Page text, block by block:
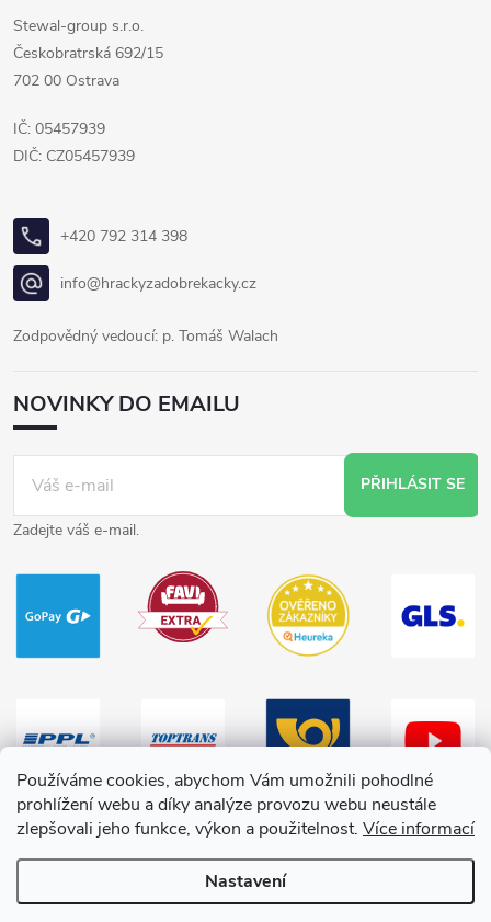
Používáme cookies, abychom Vám umožnili pohodlné
prohlížení webu a díky analýze provozu webu neustále
zlepšovali jeho funkce, výkon a použitelnost. Více informací
Nastavení
Stewal-group s.r.o.
Českobratrská 692/15
702 00 Ostrava
IČ: 05457939
DIČ: CZ05457939
+420 792 314 398
info@hrackyzadobrekacky.cz
Zodpovědný vedoucí: p. Tomáš Walach
NOVINKY DO EMAILU
PŘIHLÁSIT SE
Zadejte váš e-mail.